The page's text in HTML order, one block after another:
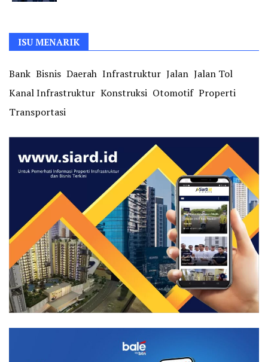
ISU MENARIK
Bank Bisnis Daerah Infrastruktur Jalan Jalan Tol
Kanal Infrastruktur Konstruksi Otomotif Properti
Transportasi